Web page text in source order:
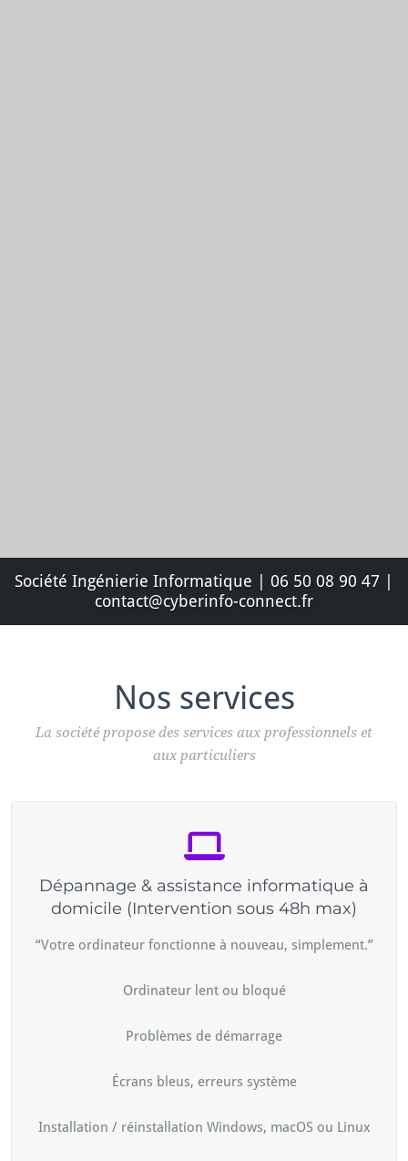
Société Ingénierie Informatique | 06 50 08 90 47 |
contact@cyberinfo-connect.fr
Nos services
La société propose des services aux professionnels et
aux particuliers
Dépannage & assistance informatique à
domicile (Intervention sous 48h max)
“Votre ordinateur fonctionne à nouveau, simplement.”
Ordinateur lent ou bloqué
Problèmes de démarrage
Écrans bleus, erreurs système
Installation / réinstallation Windows, macOS ou Linux